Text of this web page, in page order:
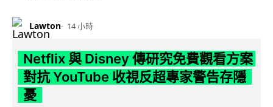
Lawton 14 小時
Netflix 與 Disney 傳研究免費觀看方案
對抗 YouTube 收視反超專家警告存隱
憂